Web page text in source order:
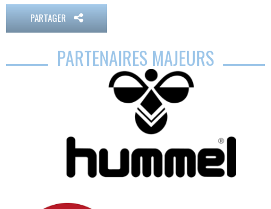
PARTAGER
PARTENAIRES MAJEURS